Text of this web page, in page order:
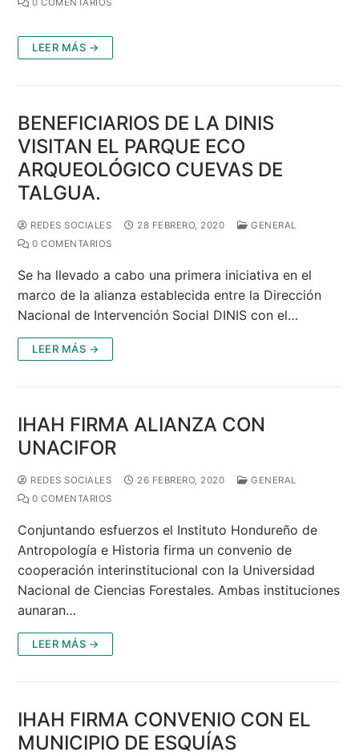
0 COMENTARIOS
LEER MÁS →
BENEFICIARIOS DE LA DINIS
VISITAN EL PARQUE ECO
ARQUEOLÓGICO CUEVAS DE
TALGUA.
REDES SOCIALES 28 FEBRERO, 2020
GENERAL
0 COMENTARIOS
Se ha llevado a cabo una primera iniciativa en el
marco de la alianza establecida entre la Dirección
Nacional de Intervención Social DINIS con el…
LEER MÁS →
IHAH FIRMA ALIANZA CON
UNACIFOR
REDES SOCIALES 26 FEBRERO, 2020
GENERAL
0 COMENTARIOS
Conjuntando esfuerzos el Instituto Hondureño de
Antropología e Historia firma un convenio de
cooperación interinstitucional con la Universidad
Nacional de Ciencias Forestales. Ambas instituciones
aunaran…
LEER MÁS →
IHAH FIRMA CONVENIO CON EL
MUNICIPIO DE ESQUÍAS